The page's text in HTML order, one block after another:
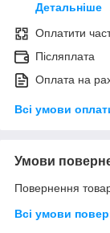
Детальніше
Оплатити
Післяплата
Оплата на
Всі умови
Умови
Повернення
Всі умови